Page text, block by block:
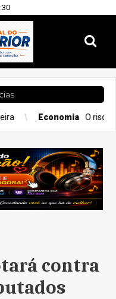
O risco do Setembro
contra